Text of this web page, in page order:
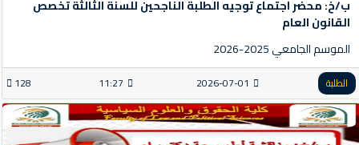
ب/خ: محضر اجتماع توجيه الطلبة الناجحين للسنة الثالثة تخصص
القانون العام
الموسم الجامعي 2025-2026
الطلبة 2026-07-01
11:27
128